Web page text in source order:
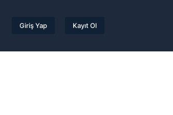
Giriş Yap Kayıt Ol